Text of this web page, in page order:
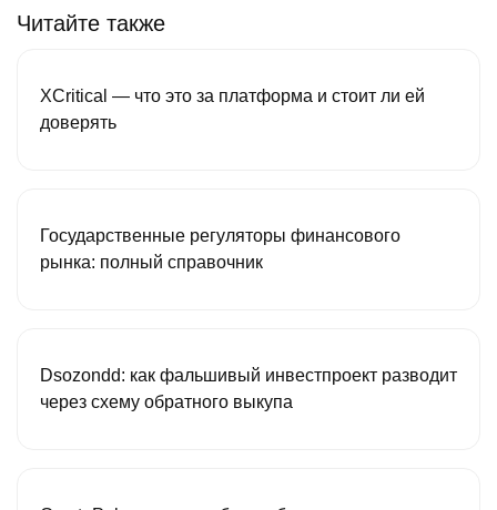
Читайте также
XCritical — что это за платформа и стоит ли ей
доверять
Государственные регуляторы финансового
рынка: полный справочник
Dsozondd: как фальшивый инвестпроект разводит
через схему обратного выкупа